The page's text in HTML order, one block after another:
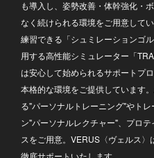
も導入し、姿勢改善・体幹強化・
なく続けられる環境をご用意して
練習できる「シュミレーションゴ
用する高性能シミュレーター「
は安心して始められるサポートプ
本格的な環境をご提供しています
る"パーソナルトレーニング"やト
ン"パーソナルレクチャー"、プロ
スをご用意。VERUS〈ヴェルス